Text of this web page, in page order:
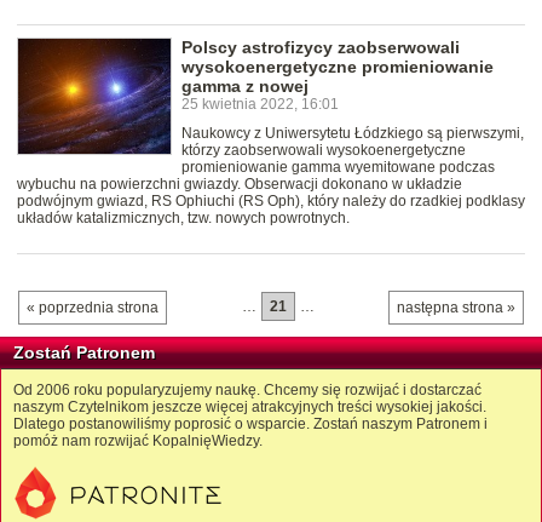
Polscy astrofizycy zaobserwowali
wysokoenergetyczne promieniowanie
gamma z nowej
25 kwietnia 2022, 16:01
Naukowcy z Uniwersytetu Łódzkiego są pierwszymi,
którzy zaobserwowali wysokoenergetyczne
promieniowanie gamma wyemitowane podczas
wybuchu na powierzchni gwiazdy. Obserwacji dokonano w układzie
podwójnym gwiazd, RS Ophiuchi (RS Oph), który należy do rzadkiej podklasy
układów katalizmicznych, tzw. nowych powrotnych.
« poprzednia strona następna strona »
… 21 …
Zostań Patronem
Od 2006 roku popularyzujemy naukę. Chcemy się rozwijać i dostarczać
naszym Czytelnikom jeszcze więcej atrakcyjnych treści wysokiej jakości.
Dlatego postanowiliśmy poprosić o wsparcie. Zostań naszym Patronem i
pomóż nam rozwijać KopalnięWiedzy.